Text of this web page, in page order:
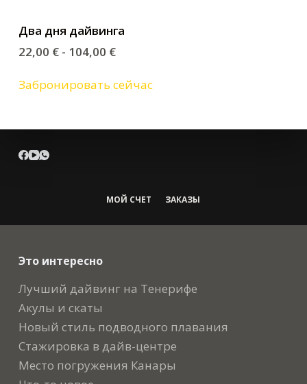
Два дня дайвинга
22,00 €- 104,00 €
Забронировать сейчас
МОЙ СЧЕТ ЗАКАЗЫ
Это интересно
Лучший дайвинг на Тенерифе
Акулы и скаты
Новый стиль подводного плавания
Стажировка в дайв-центре
Место погружения Канары